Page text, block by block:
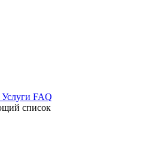
Услуги FAQ